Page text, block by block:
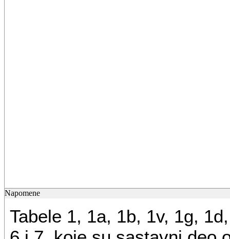
Napomene
Tabele 1, 1a, 1b, 1v, 1g,